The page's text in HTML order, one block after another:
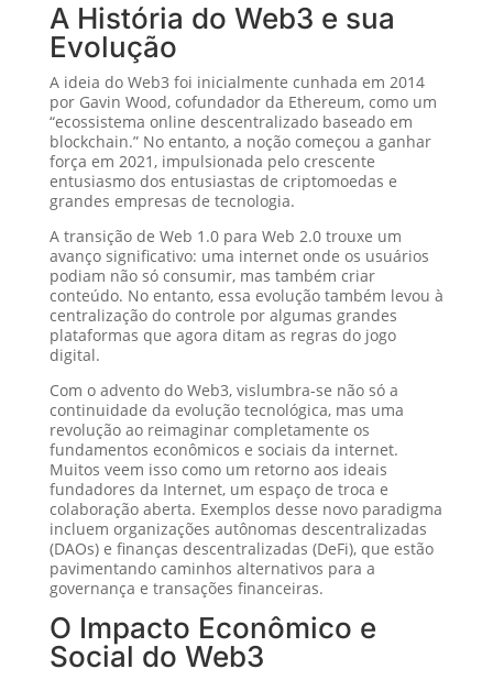
A História do Web3 e sua
Evolução
A ideia do Web3 foi inicialmente cunhada em 2014
por Gavin Wood, cofundador da Ethereum, como um
“ecossistema online descentralizado baseado em
blockchain.” No entanto, a noção começou a ganhar
força em 2021, impulsionada pelo crescente
entusiasmo dos entusiastas de criptomoedas e
grandes empresas de tecnologia.
A transição de Web 1.0 para Web 2.0 trouxe um
avanço significativo: uma internet onde os usuários
podiam não só consumir, mas também criar
conteúdo. No entanto, essa evolução também levou à
centralização do controle por algumas grandes
plataformas que agora ditam as regras do jogo
digital.
Com o advento do Web3, vislumbra-se não só a
continuidade da evolução tecnológica, mas uma
revolução ao reimaginar completamente os
fundamentos econômicos e sociais da internet.
Muitos veem isso como um retorno aos ideais
fundadores da Internet, um espaço de troca e
colaboração aberta. Exemplos desse novo paradigma
incluem organizações autônomas descentralizadas
(DAOs) e finanças descentralizadas (DeFi), que estão
pavimentando caminhos alternativos para a
governança e transações financeiras.
O Impacto Econômico e
Social do Web3